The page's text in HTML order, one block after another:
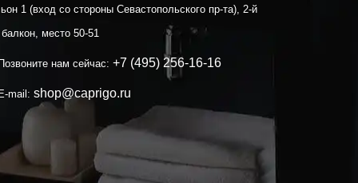
1 (вход со стороны Севастопольского пр-та), 2-й
место 50-51
Позвоните нам сейчас: +7 (495) 256-16-16
E-mail: shop@caprigo.ru